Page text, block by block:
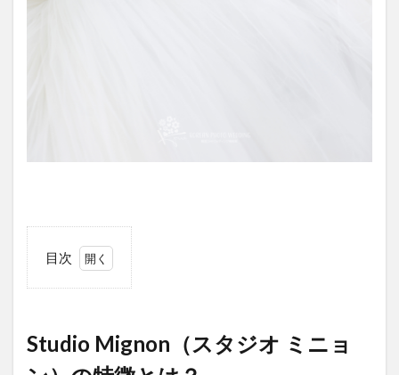
目次
ョン）の特
徴とは？
Studio Mignon（スタジオ ミニョ